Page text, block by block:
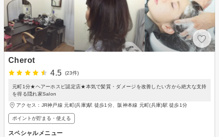
Cherot
4.5
(23件)
元町1分★ヘアーホスピ認定店★本気で髪質・ダメージを改善したい方から絶大な支持
を得る隠れ家Salon
アクセス：JR神戸線 元町(兵庫)駅 徒歩1分、阪神本線 元町(兵庫)駅 徒歩1分
ポイントが貯まる・使える
スペシャルメニュー